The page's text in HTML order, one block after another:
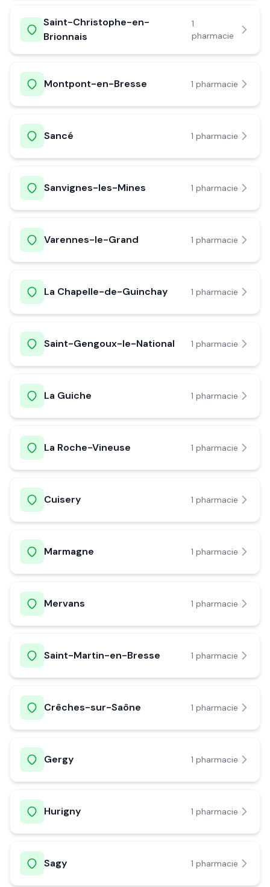
Saint-Christophe-en-
Brionnais
1
pharmacie
Montpont-en-Bresse 1 pharmacie
Sancé 1 pharmacie
Sanvignes-les-Mines 1 pharmacie
Varennes-le-Grand 1 pharmacie
La Chapelle-de-Guinchay 1 pharmacie
Saint-Gengoux-le-National 1 pharmacie
La Guiche 1 pharmacie
La Roche-Vineuse 1 pharmacie
Cuisery 1 pharmacie
Marmagne 1 pharmacie
Mervans 1 pharmacie
Saint-Martin-en-Bresse 1 pharmacie
Crêches-sur-Saône 1 pharmacie
Gergy 1 pharmacie
Hurigny 1 pharmacie
Sagy 1 pharmacie